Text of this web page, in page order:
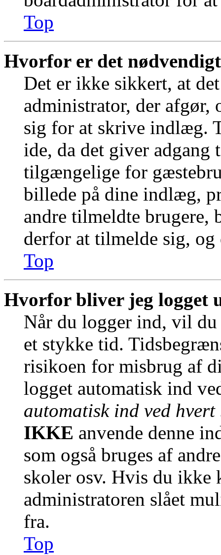
Top
Hvorfor er det
Det er ikke sikkert, at
administrator, der afgør,
sig for at skrive indlæg.
ide, da det giver
tilgængelige for
billede på dine indlæg,
andre tilmeldte brugere,
derfor at tilmelde sig,
Top
Hvorfor bliver jeg logget
Når du logger ind, vil
et stykke tid.
risikoen for misbrug af
logget automatisk ind
automatisk ind ved hvert
IKKE anvende denne
som også bruges af
skoler osv. Hvis du ikke
administratoren slået
fra.
Top